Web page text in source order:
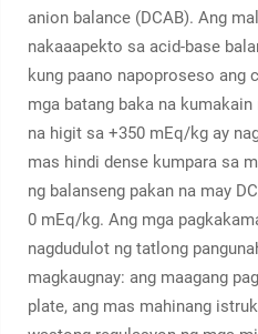
anion balance (DCAB). Ang
nakaaapekto sa acid-base
kung paano napoproseso ang
mga batang baka na
na higit sa +350 mEq/kg ay
mas hindi dense kumpara sa
ng balanseng pakan na may
0 mEq/kg. Ang mga
nagdudulot ng tatlong
magkaugnay: ang maagang
plate, ang mas mahinang